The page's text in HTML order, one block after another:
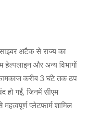
अटैक से राज्य का
और अन्य विभागों
करीब 3 घंटे तक ठप
हो गईं, जिनमें सीएम
प्लेटफार्म शामिल